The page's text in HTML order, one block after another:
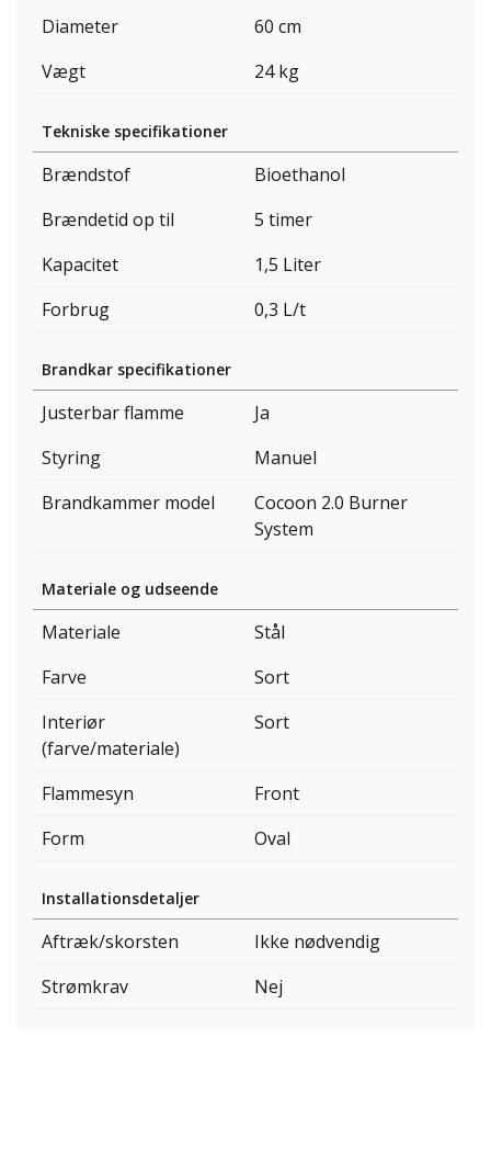
Diameter
60 cm
Vægt
24 kg
Tekniske specifikationer
Brændstof
Bioethanol
Brændetid op til
5 timer
Kapacitet
1,5 Liter
Forbrug
0,3 L/t
Brandkar specifikationer
Justerbar flamme
Ja
Styring
Manuel
Brandkammer model
Cocoon 2.0 Burner
System
Materiale og udseende
Materiale
Stål
Farve
Sort
Interiør
(farve/materiale)
Sort
Flammesyn
Front
Form
Oval
Installationsdetaljer
Aftræk/skorsten
Ikke nødvendig
Strømkrav
Nej